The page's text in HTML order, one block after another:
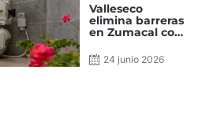
Valleseco
elimina barreras
en Zumacal con
de accesibilidad
en el local social
24 junio 2026